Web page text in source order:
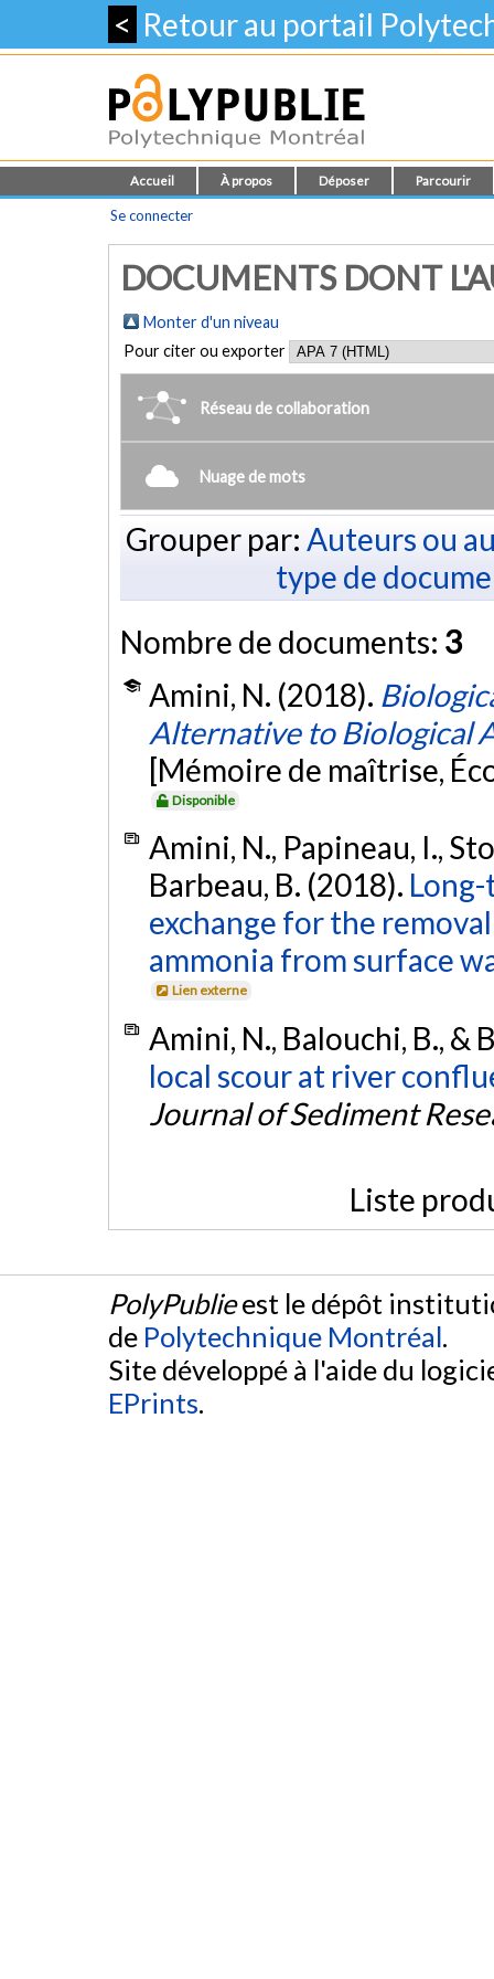
< Retour au portail
Accueil À propos Déposer Parcourir
Se connecter
DOCUMENTS DONT
Monter d'un niveau
Pour citer ou exporter
Réseau de collaboration
Nuage de mots
Grouper par: Auteurs ou
type de
Nombre de documents: 3
Amini, N. (2018).
Alternative to Biological
[Mémoire de maîtrise,
Disponible
Amini, N., Papineau, I.,
Barbeau, B. (2018).
exchange for the
ammonia from surface
Lien externe
Amini, N., Balouchi, B., &
local scour at river
Journal of Sediment
Liste
PolyPublieest le dépôt
de Polytechnique Montréal.
Site développé à l'aide du
EPrints.